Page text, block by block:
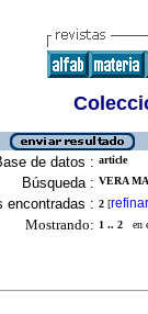
de datos : article
Búsqueda : VERA
encontradas : 2 [refinar
Mostrando: 1 .. 2 en